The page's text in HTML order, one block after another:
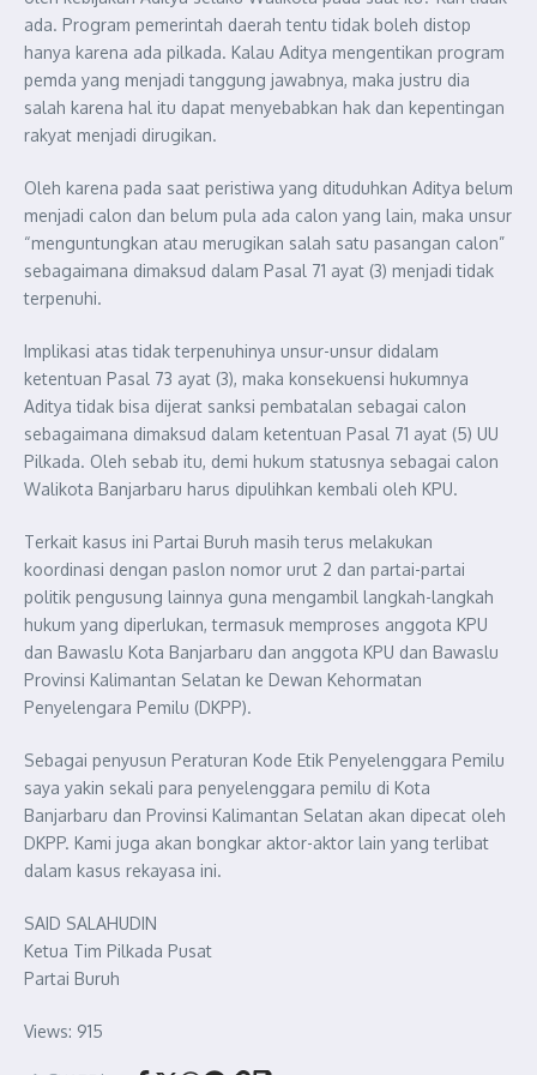
ada. Program pemerintah daerah tentu tidak boleh distop
hanya karena ada pilkada. Kalau Aditya mengentikan program
pemda yang menjadi tanggung jawabnya, maka justru dia
salah karena hal itu dapat menyebabkan hak dan kepentingan
rakyat menjadi dirugikan.
Oleh karena pada saat peristiwa yang dituduhkan Aditya belum
menjadi calon dan belum pula ada calon yang lain, maka unsur
“menguntungkan atau merugikan salah satu pasangan calon”
sebagaimana dimaksud dalam Pasal 71 ayat (3) menjadi tidak
terpenuhi.
Implikasi atas tidak terpenuhinya unsur-unsur didalam
ketentuan Pasal 73 ayat (3), maka konsekuensi hukumnya
Aditya tidak bisa dijerat sanksi pembatalan sebagai calon
sebagaimana dimaksud dalam ketentuan Pasal 71 ayat (5) UU
Pilkada. Oleh sebab itu, demi hukum statusnya sebagai calon
Walikota Banjarbaru harus dipulihkan kembali oleh KPU.
Terkait kasus ini Partai Buruh masih terus melakukan
koordinasi dengan paslon nomor urut 2 dan partai-partai
politik pengusung lainnya guna mengambil langkah-langkah
hukum yang diperlukan, termasuk memproses anggota KPU
dan Bawaslu Kota Banjarbaru dan anggota KPU dan Bawaslu
Provinsi Kalimantan Selatan ke Dewan Kehormatan
Penyelengara Pemilu (DKPP).
Sebagai penyusun Peraturan Kode Etik Penyelenggara Pemilu
saya yakin sekali para penyelenggara pemilu di Kota
Banjarbaru dan Provinsi Kalimantan Selatan akan dipecat oleh
DKPP. Kami juga akan bongkar aktor-aktor lain yang terlibat
dalam kasus rekayasa ini.
SAID SALAHUDIN
Ketua Tim Pilkada Pusat
Partai Buruh
Views: 915